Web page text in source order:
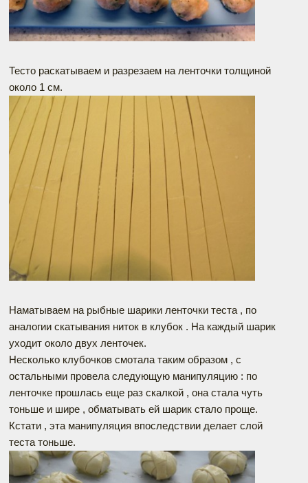
Тесто раскатываем и разрезаем на ленточки толщиной
около 1 см.
Наматываем на рыбные шарики ленточки теста , по
аналогии скатывания ниток в клубок . На каждый шарик
уходит около двух ленточек.
Несколько клубочков смотала таким образом , с
остальными провела следующую манипуляцию : по
ленточке прошлась еще раз скалкой , она стала чуть
тоньше и шире , обматывать ей шарик стало проще.
Кстати , эта манипуляция впоследствии делает слой
теста тоньше.